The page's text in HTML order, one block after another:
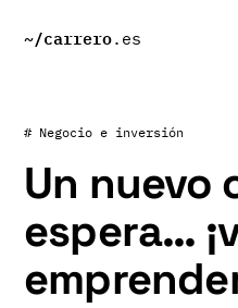
~/carrero.es
# Negocio e inversión
Un nuevo
espera…